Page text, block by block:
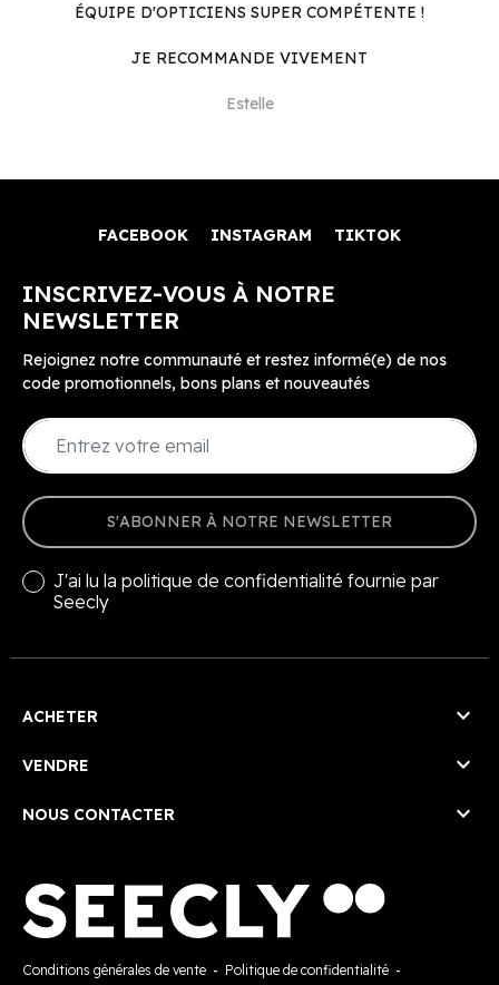
ÉQUIPE D'OPTICIENS SUPER COMPÉTENTE !
JE RECOMMANDE VIVEMENT
Estelle
FACEBOOK INSTAGRAM TIKTOK
INSCRIVEZ-VOUS À NOTRE
NEWSLETTER
Rejoignez notre communauté et restez informé(e) de nos
code promotionnels, bons plans et nouveautés
S'ABONNER À NOTRE NEWSLETTER
J'ai lu la politique de confidentialité fournie par
Seecly
ACHETER 
VENDRE 
NOUS CONTACTER 
Conditions générales de vente - Politique de confidentialité -